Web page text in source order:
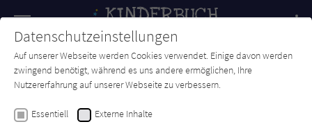
SUCHE Forum Charts Newsletter
Hiroshi Ito
Datenschutzeinstellungen
Auf unserer Webseite werden Cookies verwendet. Einige davon werden
zwingend benötigt, während es uns andere ermöglichen, Ihre
Nutzererfahrung auf unserer Webseite zu verbessern.
Essentiell Externe Inhalte